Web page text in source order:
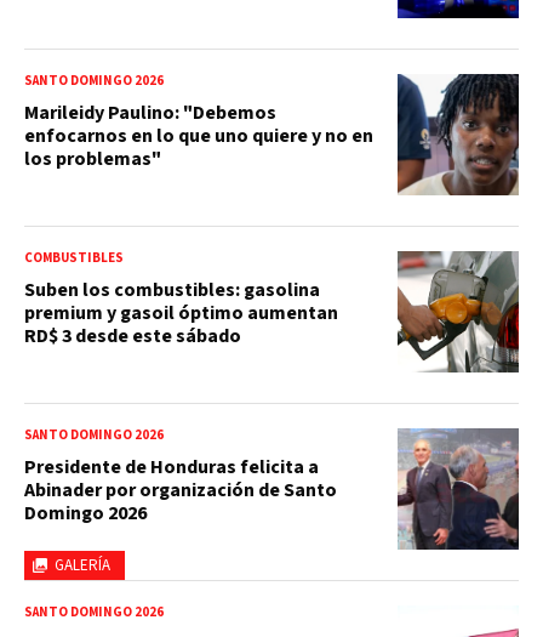
SANTO DOMINGO 2026
Marileidy Paulino: "Debemos
enfocarnos en lo que uno quiere y no en
los problemas"
COMBUSTIBLES
Suben los combustibles: gasolina
premium y gasoil óptimo aumentan
RD$ 3 desde este sábado
GALERÍA
SANTO DOMINGO 2026
Presidente de Honduras felicita a
Abinader por organización de Santo
Domingo 2026
SANTO DOMINGO 2026